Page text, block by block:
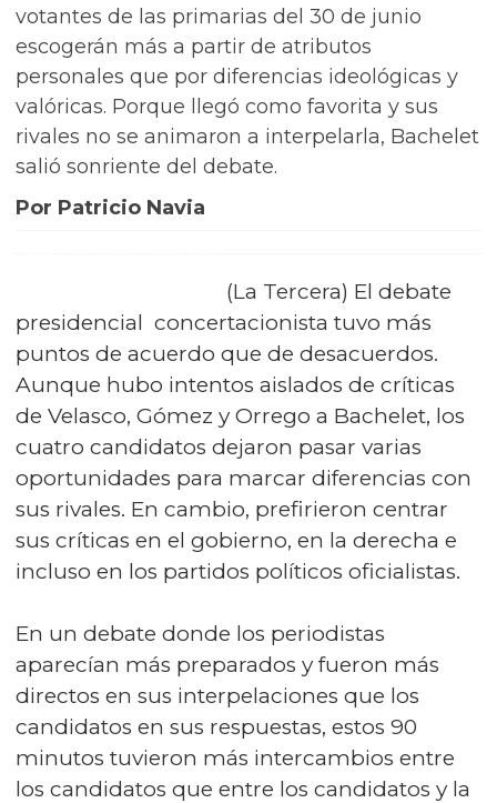
votantes de las primarias del 30 de junio
escogerán más a partir de atributos
personales que por diferencias ideológicas y
valóricas. Porque llegó como favorita y sus
rivales no se animaron a interpelarla, Bachelet
salió sonriente del debate.
Por Patricio Navia
(La Tercera) El debate
presidencial concertacionista tuvo más
puntos de acuerdo que de desacuerdos.
Aunque hubo intentos aislados de críticas
de Velasco, Gómez y Orrego a Bachelet, los
cuatro candidatos dejaron pasar varias
oportunidades para marcar diferencias con
sus rivales. En cambio, prefirieron centrar
sus críticas en el gobierno, en la derecha e
incluso en los partidos políticos oficialistas.
En un debate donde los periodistas
aparecían más preparados y fueron más
directos en sus interpelaciones que los
candidatos en sus respuestas, estos 90
minutos tuvieron más intercambios entre
los candidatos que entre los candidatos y la